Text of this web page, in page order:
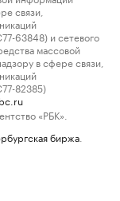
связи,
63848) и сетевого
массовой
в сфере связи,
82385)
«РБК».
биржа